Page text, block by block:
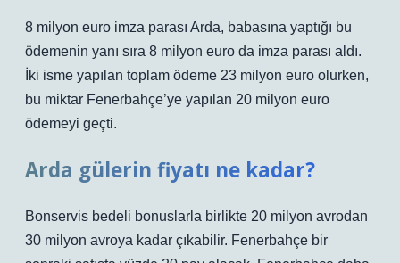
8 milyon euro imza parası Arda, babasına yaptığı bu
ödemenin yanı sıra 8 milyon euro da imza parası aldı.
İki isme yapılan toplam ödeme 23 milyon euro olurken,
bu miktar Fenerbahçe’ye yapılan 20 milyon euro
ödemeyi geçti.
Arda gülerin fiyatı ne kadar?
Bonservis bedeli bonuslarla birlikte 20 milyon avrodan
30 milyon avroya kadar çıkabilir. Fenerbahçe bir